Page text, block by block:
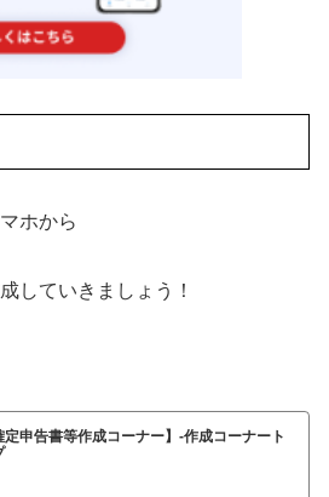
ホから
していきましょう！
定申告書等作成コーナー】-作成コーナート